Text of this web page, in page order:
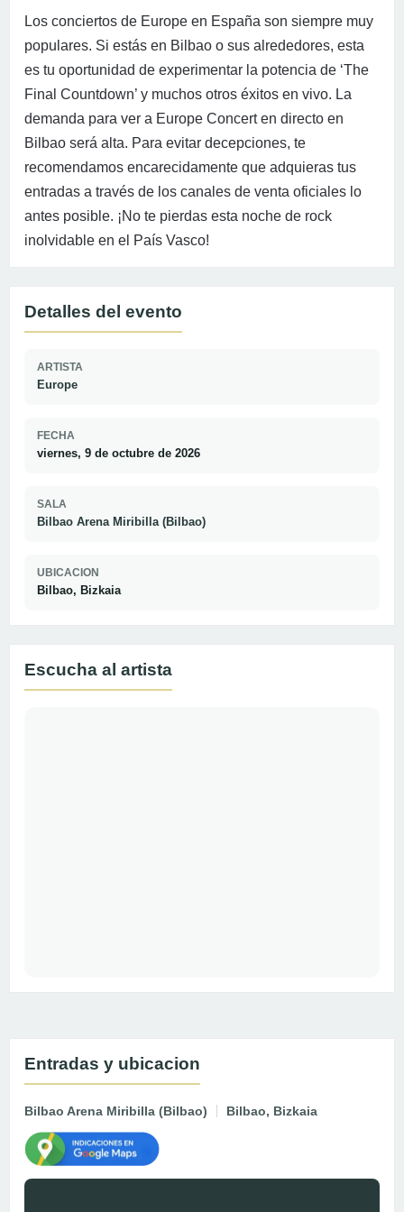
Los conciertos de Europe en España son siempre muy
populares. Si estás en Bilbao o sus alrededores, esta
es tu oportunidad de experimentar la potencia de ‘The
Final Countdown’ y muchos otros éxitos en vivo. La
demanda para ver a Europe Concert en directo en
Bilbao será alta. Para evitar decepciones, te
recomendamos encarecidamente que adquieras tus
entradas a través de los canales de venta oficiales lo
antes posible. ¡No te pierdas esta noche de rock
inolvidable en el País Vasco!
Detalles del evento
ARTISTA
Europe
FECHA
viernes, 9 de octubre de 2026
SALA
Bilbao Arena Miribilla (Bilbao)
UBICACION
Bilbao, Bizkaia
Escucha al artista
Entradas y ubicacion
Bilbao Arena Miribilla (Bilbao) Bilbao, Bizkaia